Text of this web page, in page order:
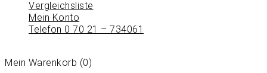
Vergleichsliste
Mein Konto
Telefon 0 70 21 – 734061
Mein Warenkorb (0)